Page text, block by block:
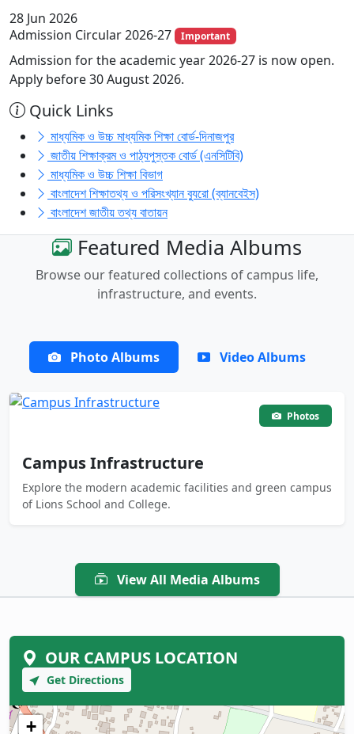
28 Jun 2026
Admission Circular 2026-27
Important
Admission for the academic year 2026-27 is now open.
Apply before 30 August 2026.
Quick Links
মাধ্যমিক ও উচ্চ মাধ্যমিক শিক্ষা বোর্ড-দিনাজপুর
জাতীয় শিক্ষাক্রম ও পাঠ্যপুস্তক বোর্ড (এনসিটিবি)
মাধ্যমিক ও উচ্চ শিক্ষা বিভাগ
বাংলাদেশ শিক্ষাতথ্য ও পরিসংখ্যান ব্যুরো (ব্যানবেইস)
বাংলাদেশ জাতীয় তথ্য বাতায়ন
Featured Media Albums
Browse our featured collections of campus life,
infrastructure, and events.
Photo Albums Video Albums
Photos
Campus Infrastructure
Explore the modern academic facilities and green campus
of Lions School and College.
View All Media Albums
OUR CAMPUS LOCATION
Get Directions
+